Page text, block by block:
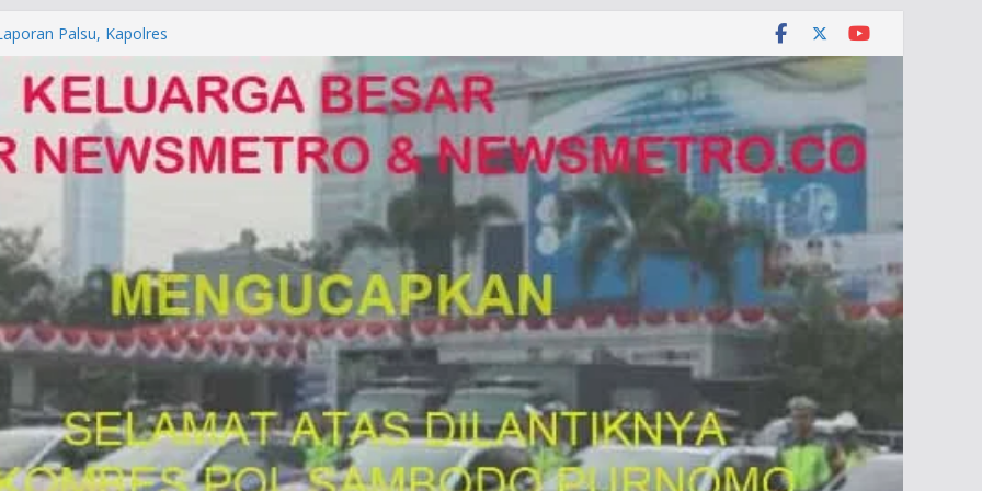
Palsu, Kapolres
SIM
Alam di Jawa Barat yang
KUHAP Baru 2026, Tegaskan
Dipidana
DENPASAR DAN
POLDA BALI DIDUGA